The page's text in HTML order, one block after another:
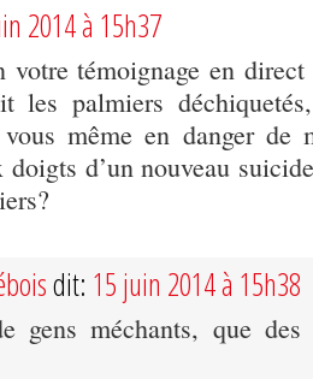
2014 à 15h37
votre témoignage en
les palmiers
vous même en danger de
doigts d’un nouveau
dit: 15 juin 2014 à 15h38
gens méchants, que des